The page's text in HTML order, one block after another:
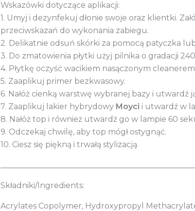
Wskazówki dotyczące aplikacji:
1. Umyj i dezynfekuj dłonie swoje oraz klientki.
przeciwskazań do wykonania zabiegu.
2. Delikatnie odsuń skórki za pomocą patyczka
3. Do zmatowienia płytki użyj pilnika o gradacji
4. Płytkę oczyść wacikiem nasączonym
5. Zaaplikuj primer bezkwasowy.
6. Nałóż cienką warstwę wybranej bazy i utwardź
7. Zaaplikuj lakier hybrydowy Moyci i utwardź w
8. Nałóż top i również utwardź go w lampie 60
9. Odczekaj chwilę, aby top mógł ostygnąć.
10. Ciesz się piękną i trwałą stylizacją.
Składniki/Ingredients:
Acrylates Copolymer, Hydroxypropyl